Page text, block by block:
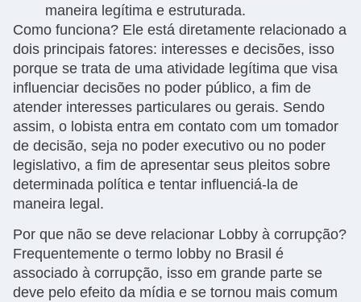
maneira legítima e estruturada.
Como funciona? Ele está diretamente relacionado a
dois principais fatores: interesses e decisões, isso
porque se trata de uma atividade legítima que visa
influenciar decisões no poder público, a fim de
atender interesses particulares ou gerais. Sendo
assim, o lobista entra em contato com um tomador
de decisão, seja no poder executivo ou no poder
legislativo, a fim de apresentar seus pleitos sobre
determinada política e tentar influenciá-la de
maneira legal.
Por que não se deve relacionar Lobby à corrupção?
Frequentemente o termo lobby no Brasil é
associado à corrupção, isso em grande parte se
deve pelo efeito da mídia e se tornou mais comum